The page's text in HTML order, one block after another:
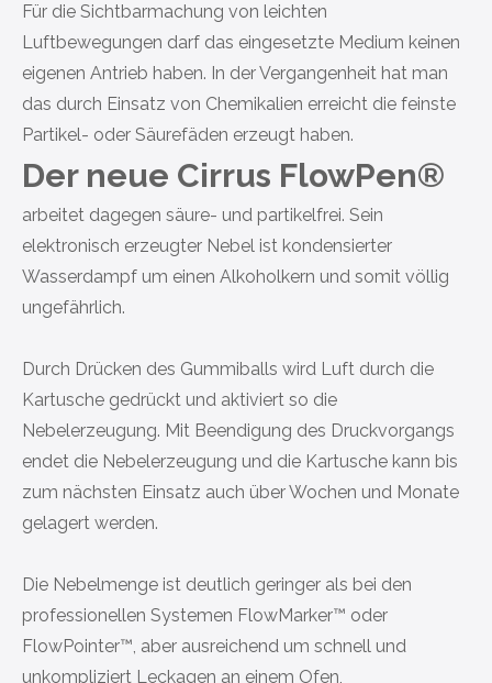
Für die Sichtbarmachung von leichten
Luftbewegungen darf das eingesetzte Medium keinen
eigenen Antrieb haben. In der Vergangenheit hat man
das durch Einsatz von Chemikalien erreicht die feinste
Partikel- oder Säurefäden erzeugt haben.
Der neue Cirrus FlowPen®
arbeitet dagegen säure- und partikelfrei. Sein
elektronisch erzeugter Nebel ist kondensierter
Wasserdampf um einen Alkoholkern und somit völlig
ungefährlich.
Durch Drücken des Gummiballs wird Luft durch die
Kartusche gedrückt und aktiviert so die
Nebelerzeugung. Mit Beendigung des Druckvorgangs
endet die Nebelerzeugung und die Kartusche kann bis
zum nächsten Einsatz auch über Wochen und Monate
gelagert werden.
Die Nebelmenge ist deutlich geringer als bei den
professionellen Systemen FlowMarker™ oder
FlowPointer™, aber ausreichend um schnell und
unkompliziert Leckagen an einem Ofen,